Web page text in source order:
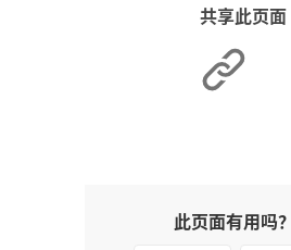
共享此页面
此页面有用吗？